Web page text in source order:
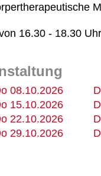
16.30 - 18.30
08.10.2026
15.10.2026
22.10.2026
29.10.2026